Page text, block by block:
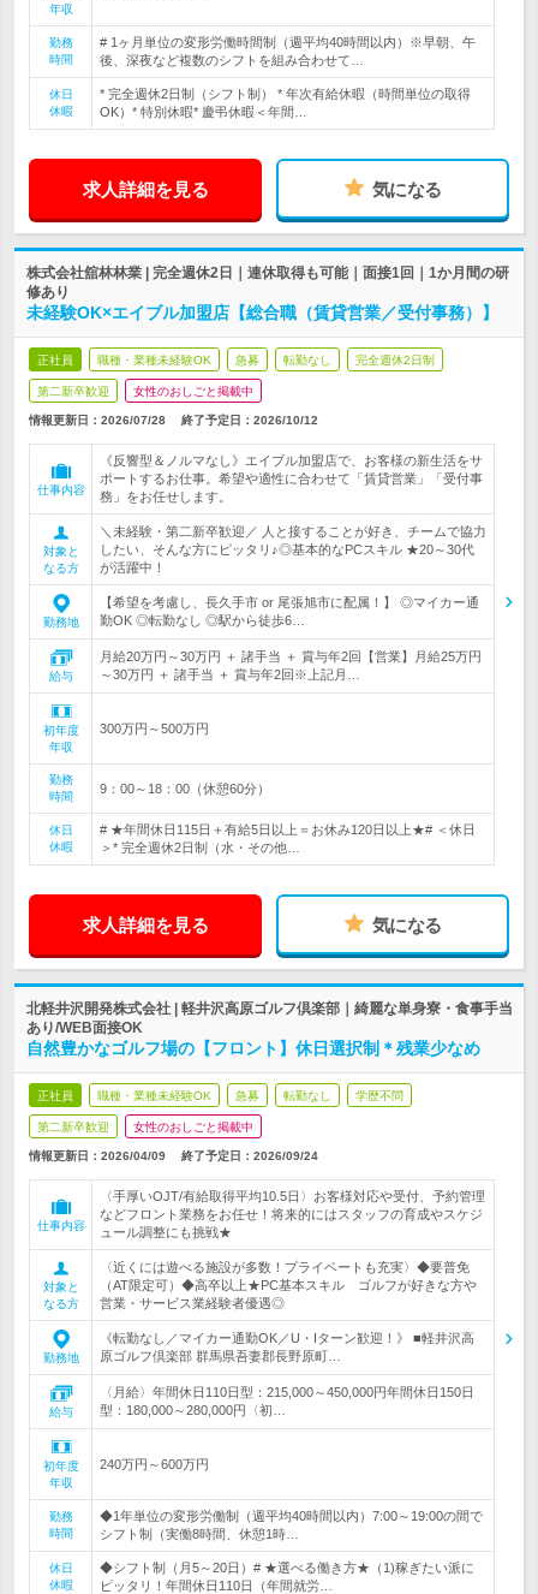
年収
勤務
時間
# 1ヶ月単位の変形労働時間制（週平均40時間以内）※早朝、午
後、深夜など複数のシフトを組み合わせて…
休日
休暇
* 完全週休2日制（シフト制） * 年次有給休暇（時間単位の取得
OK）* 特別休暇* 慶弔休暇＜年間…
求人詳細を見る 気になる
株式会社舘林林業 | 完全週休2日｜連休取得も可能｜面接1回｜1か月間の研
修あり
未経験OK×エイブル加盟店【総合職（賃貸営業／受付事務）】
正社員 職種・業種未経験OK 急募 転勤なし 完全週休2日制
第二新卒歓迎 女性のおしごと掲載中
情報更新日：2026/07/28 終了予定日： 2026/10/12
仕事内容
《反響型＆ノルマなし》エイブル加盟店で、お客様の新生活をサ
ポートするお仕事。希望や適性に合わせて「賃貸営業」「受付事
務」をお任せします。
対象と
なる方
＼未経験・第二新卒歓迎／ 人と接することが好き、チームで協力
したい、そんな方にピッタリ♪◎基本的なPCスキル ★20～30代
が活躍中！
勤務地
【希望を考慮し、長久手市 or 尾張旭市に配属！】 ◎マイカー通
勤OK ◎転勤なし ◎駅から徒歩6…
給与
月給20万円～30万円 ＋ 諸手当 ＋ 賞与年2回【営業】月給25万円
～30万円 ＋ 諸手当 ＋ 賞与年2回※上記月…
初年度
年収
300万円～500万円
勤務
時間
9：00～18：00（休憩60分）
休日
休暇
# ★年間休日115日＋有給5日以上＝お休み120日以上★# ＜休日
＞* 完全週休2日制（水・その他…
求人詳細を見る 気になる
北軽井沢開発株式会社 | 軽井沢高原ゴルフ倶楽部｜綺麗な単身寮・食事手当
あり/WEB面接OK
自然豊かなゴルフ場の【フロント】休日選択制＊残業少なめ
正社員 職種・業種未経験OK 急募 転勤なし 学歴不問
第二新卒歓迎 女性のおしごと掲載中
情報更新日：2026/04/09 終了予定日： 2026/09/24
仕事内容
〈手厚いOJT/有給取得平均10.5日〉お客様対応や受付、予約管理
などフロント業務をお任せ！将来的にはスタッフの育成やスケジ
ュール調整にも挑戦★
対象と
なる方
〈近くには遊べる施設が多数！プライベートも充実〉◆要普免
（AT限定可）◆高卒以上★PC基本スキル ゴルフが好きな方や
営業・サービス業経験者優遇◎
勤務地
《転勤なし／マイカー通勤OK／U・Iターン歓迎！》 ■軽井沢高
原ゴルフ倶楽部 群馬県吾妻郡長野原町…
給与
〈月給〉年間休日110日型：215,000～450,000円年間休日150日
型：180,000～280,000円〈初…
初年度
年収
240万円～600万円
勤務
時間
◆1年単位の変形労働制（週平均40時間以内）7:00～19:00の間で
シフト制（実働8時間、休憩1時…
休日
休暇
◆シフト制（月5～20日）# ★選べる働き方★（1)稼ぎたい派に
ピッタリ！年間休日110日（年間就労…